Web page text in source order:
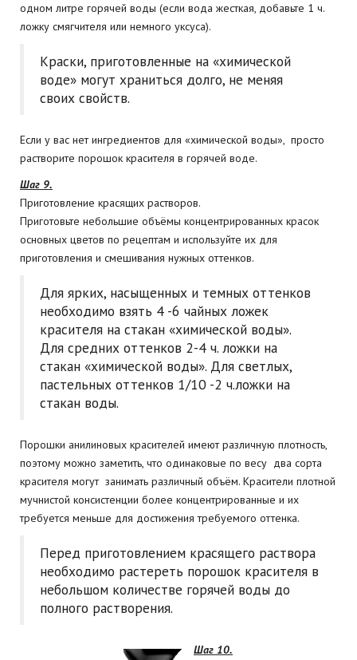
одном литре горячей воды (если вода жесткая, добавьте 1 ч.
ложку смягчителя или немного уксуса).
Краски, приготовленные на «химической
воде» могут храниться долго, не меняя
своих свойств.
Если у вас нет ингредиентов для «химической воды», просто
растворите порошок красителя в горячей воде.
Шаг 9.
Приготовление красящих растворов.
Приготовьте небольшие объёмы концентрированных красок
основных цветов по рецептам и используйте их для
приготовления и смешивания нужных оттенков.
Для ярких, насыщенных и темных оттенков
необходимо взять 4 -6 чайных ложек
красителя на стакан «химической воды».
Для средних оттенков 2-4 ч. ложки на
стакан «химической воды». Для светлых,
пастельных оттенков 1/10 -2 ч.ложки на
стакан воды.
Порошки анилиновых красителей имеют различную плотность,
поэтому можно заметить, что одинаковые по весу два сорта
красителя могут занимать различный объём. Красители плотной
мучнистой консистенции более концентрированные и их
требуется меньше для достижения требуемого оттенка.
Перед приготовлением красящего раствора
необходимо растереть порошок красителя в
небольшом количестве горячей воды до
полного растворения.
Шаг 10.